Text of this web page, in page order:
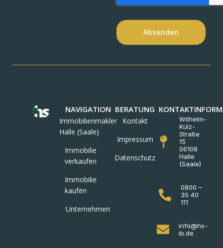
Absenden
NAVIGATION
Immobilienmakler
Halle (Saale)
Immobilie
verkaufen
Immobilie
kaufen
Unternehmen
BERATUNG
Kontakt
Impressum
Datenschutz
Wilhelm-
Külz-
Straße
15
06108
Halle
(Saale)
0800 –
30 40
111
info@hs-
ib.de